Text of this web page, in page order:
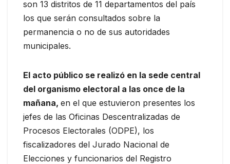
son 13 distritos de 11 departamentos del país
los que serán consultados sobre la
permanencia o no de sus autoridades
municipales.
El acto público se realizó en la sede central
del organismo electoral a las once de la
mañana, en el que estuvieron presentes los
jefes de las Oficinas Descentralizadas de
Procesos Electorales (ODPE), los
fiscalizadores del Jurado Nacional de
Elecciones y funcionarios del Registro